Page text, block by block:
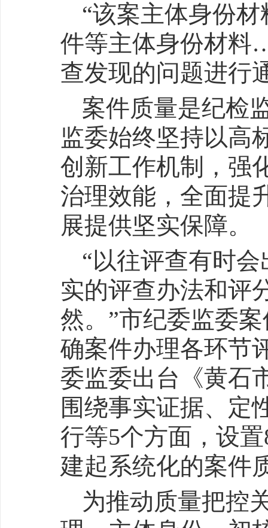
“该案主体身份
件等主体身份材料
查发现的问题进行
案件质量是纪检
监委始终坚持以高
创新工作机制，强
治理效能，全面提
展提供坚实保障。
“以往评查有时
实的评查办法和评
然。”市纪委监委
确案件办理各环节
委监委出台《黄石
围绕事实证据、定
行等5个方面，设
建起系统化的案件
为推动质量把控